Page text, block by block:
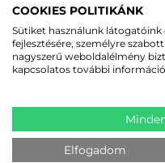
COOKIES POLITIKÁNK
Sütiket használunk
fejlesztésére, személyre
nagyszerű weboldalélmény
kapcsolatos további
Elfogadom